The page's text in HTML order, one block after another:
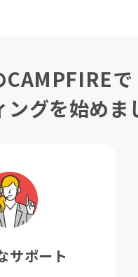
CAMPFIREで
グを始めま
サポート